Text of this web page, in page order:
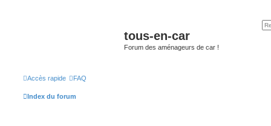
tous-en-car
Forum des aménageurs de car !
Accès rapide FAQ
Index du forum